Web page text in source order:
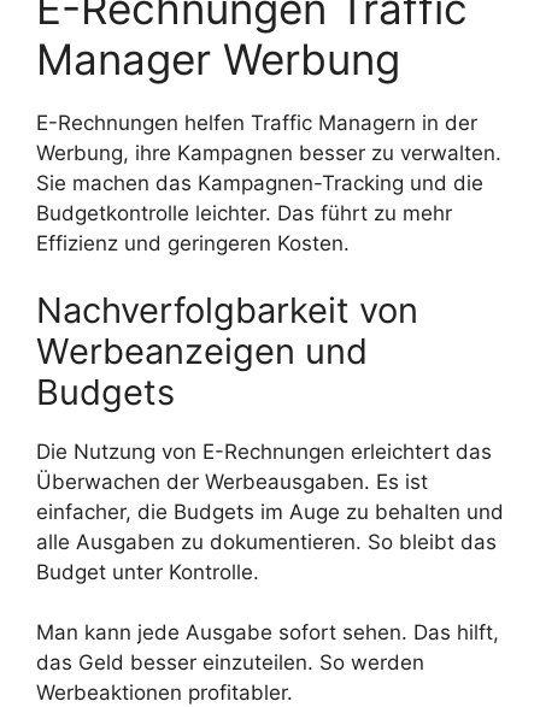
Manager Werbung
E-Rechnungen helfen Traffic Managern in der
Werbung, ihre Kampagnen besser zu verwalten.
Sie machen das Kampagnen-Tracking und die
Budgetkontrolle leichter. Das führt zu mehr
Effizienz und geringeren Kosten.
Nachverfolgbarkeit von
Werbeanzeigen und
Budgets
Die Nutzung von E-Rechnungen erleichtert das
Überwachen der Werbeausgaben. Es ist
einfacher, die Budgets im Auge zu behalten und
alle Ausgaben zu dokumentieren. So bleibt das
Budget unter Kontrolle.
Man kann jede Ausgabe sofort sehen. Das hilft,
das Geld besser einzuteilen. So werden
Werbeaktionen profitabler.